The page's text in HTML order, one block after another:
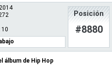
10
Posición
#8880
álbum de Hip Hop